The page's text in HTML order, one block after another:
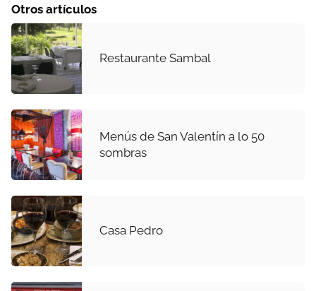
Otros artículos
Restaurante Sambal
Menús de San Valentín a lo 50
sombras
Casa Pedro